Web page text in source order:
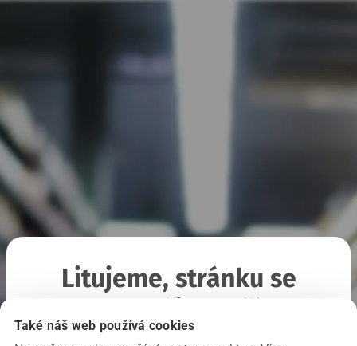
Také náš web používá cookies
Litujeme, stránku se